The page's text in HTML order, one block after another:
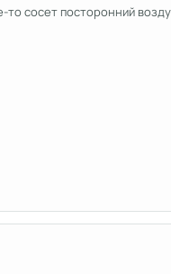
сосет посторонний